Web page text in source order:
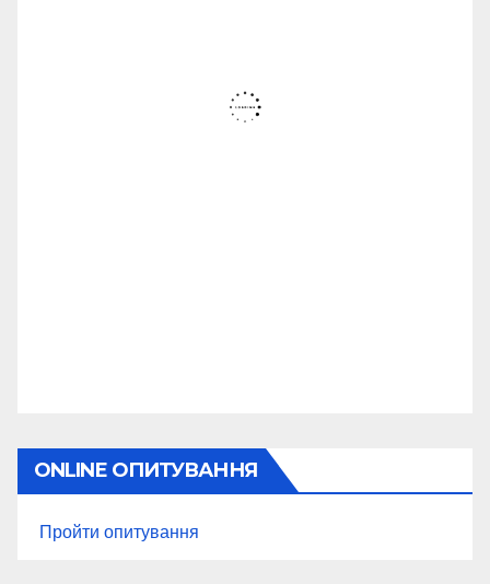
ONLINE ОПИТУВАННЯ
Пройти опитування